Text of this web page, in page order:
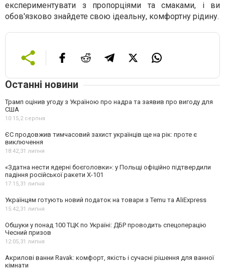
експериментувати з пропорціями та смаками, і ви
обов'язково знайдете свою ідеальну, комфортну рідину.
Останні новини
Трамп оцінив угоду з Україною про надра та заявив про вигоду для
США
10:15,2 серпня
ЄС продовжив тимчасовий захист українців ще на рік: проте є
виключення
18:42,31 липня
«Здатна нести ядерні боєголовки»: у Польщі офіційно підтвердили
падіння російської ракети Х-101
17:15,31 липня
Українцям готують новий податок на товари з Temu та AliExpress
15:42,31 липня
Обшуки у понад 100 ТЦК по Україні: ДБР проводить спецоперацію
Чесний призов
12:05,31 липня
Акрилові ванни Ravak: комфорт, якість і сучасні рішення для ванної
кімнати